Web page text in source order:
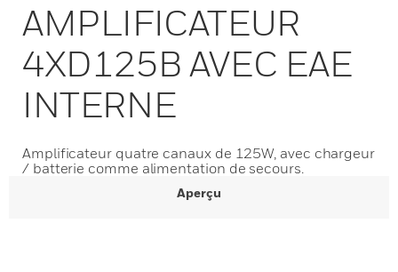
AMPLIFICATEUR
4XD125B AVEC EAE
INTERNE
Amplificateur quatre canaux de 125W, avec chargeur
/ batterie comme alimentation de secours.
Aperçu